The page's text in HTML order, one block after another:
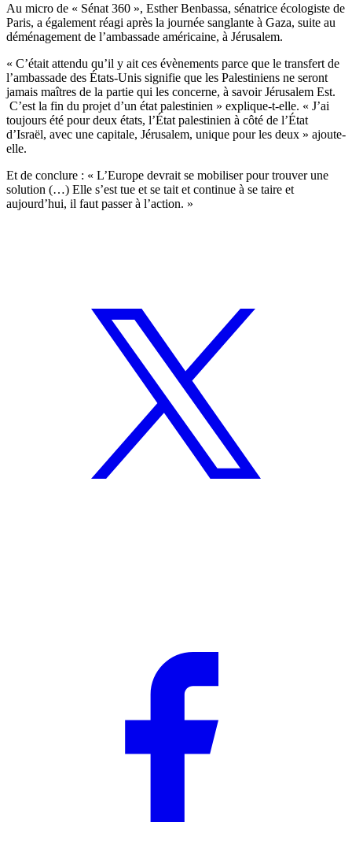
Au micro de « Sénat 360 », Esther Benbassa, sénatrice écologiste de
Paris, a également réagi après la journée sanglante à Gaza, suite au
déménagement de l’ambassade américaine, à Jérusalem.
« C’était attendu qu’il y ait ces évènements parce que le transfert de
l’ambassade des États-Unis signifie que les Palestiniens ne seront
jamais maîtres de la partie qui les concerne, à savoir Jérusalem Est.
C’est la fin du projet d’un état palestinien » explique-t-elle. « J’ai
toujours été pour deux états, l’État palestinien à côté de l’État
d’Israël, avec une capitale, Jérusalem, unique pour les deux » ajoute-
elle.
Et de conclure : « L’Europe devrait se mobiliser pour trouver une
solution (…) Elle s’est tue et se tait et continue à se taire et
aujourd’hui, il faut passer à l’action. »